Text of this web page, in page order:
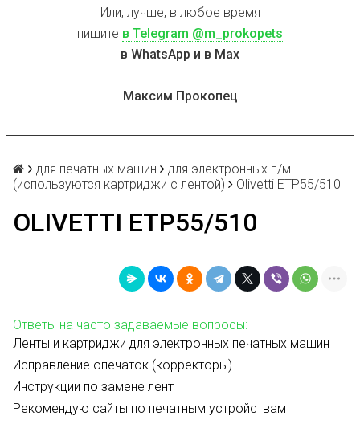
Или, лучше, в любое время
пишите в Telegram @m_prokopets
в WhatsApp и в Max
Максим Прокопец
для печатных машин
для электронных п/м
(используются картриджи с лентой)
Olivetti ETP55/510
OLIVETTI ETP55/510
Ответы на часто задаваемые вопросы:
Ленты и картриджи для электронных печатных машин
Исправление опечаток (корректоры)
Инструкции по замене лент
Рекомендую сайты по печатным устройствам